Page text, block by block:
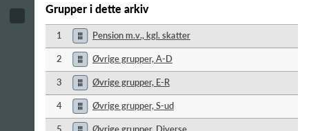
Grupper i dette arkiv
1 Pension m.v., kgl. skatter
2 Øvrige grupper, A-D
3 Øvrige grupper, E-R
4 Øvrige grupper, S-ud
5